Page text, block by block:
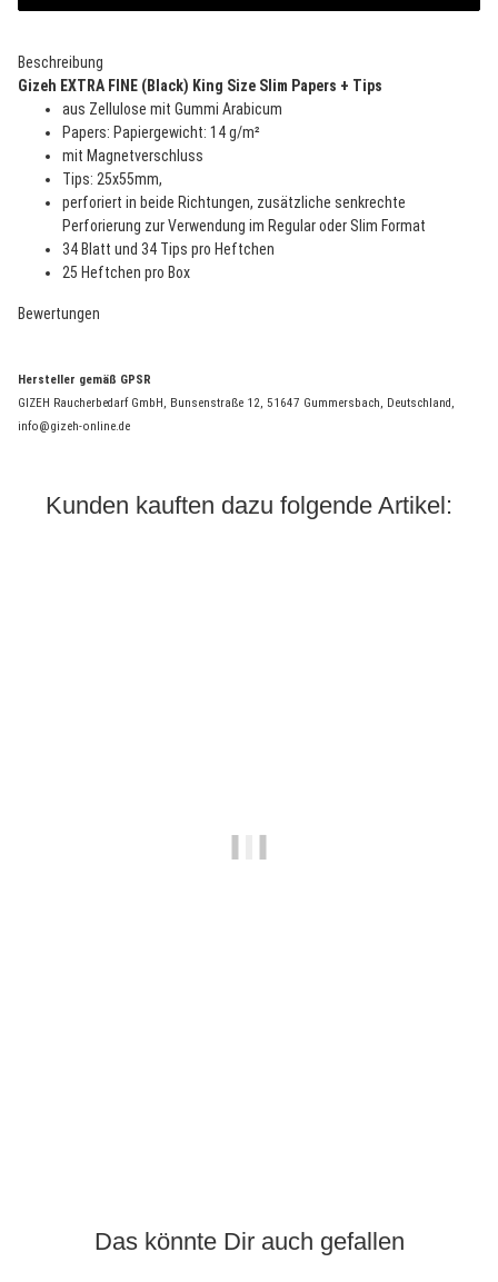
Beschreibung
Gizeh EXTRA FINE (Black) King Size Slim Papers + Tips
aus Zellulose mit Gummi Arabicum
Papers: Papiergewicht: 14 g/m²
mit Magnetverschluss
Tips: 25x55mm,
perforiert in beide Richtungen, zusätzliche senkrechte
Perforierung zur Verwendung im Regular oder Slim Format
34 Blatt und 34 Tips pro Heftchen
25 Heftchen pro Box
Bewertungen
Hersteller gemäß GPSR
GIZEH Raucherbedarf GmbH, Bunsenstraße 12, 51647 Gummersbach, Deutschland,
info@gizeh-online.de
Kunden kauften dazu folgende Artikel:
Das könnte Dir auch gefallen